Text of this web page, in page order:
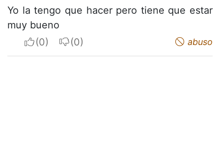
Yo la tengo que hacer pero tiene que estar
muy bueno
I apreciateI do not appreciate abuso